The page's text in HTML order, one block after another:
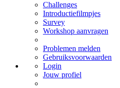
Challenges
Introductiefilmpjes
Survey
Workshop aanvragen
Problemen melden
Gebruiksvoorwaarden
Login
Jouw profiel